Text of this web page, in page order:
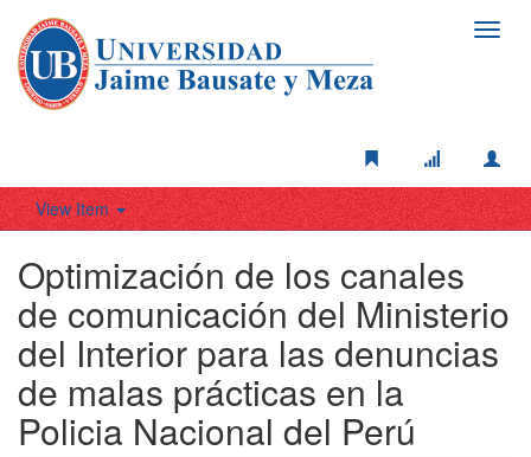
View Item
Optimización de los canales
de comunicación del Ministerio
del Interior para las denuncias
de malas prácticas en la
Policia Nacional del Perú